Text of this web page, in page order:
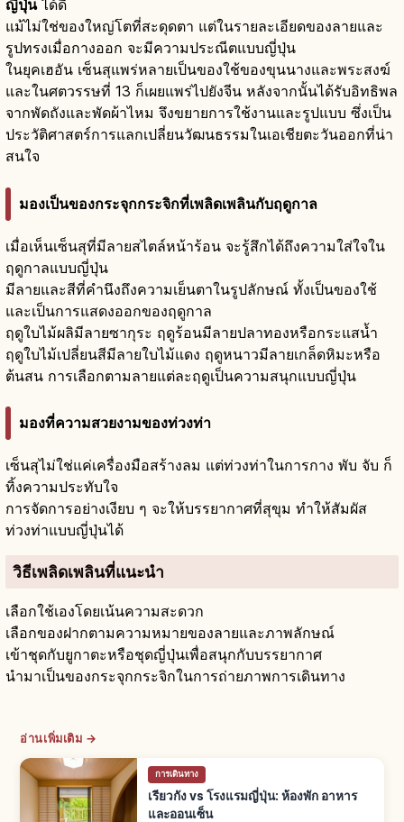
ญี่ปุ่นได้ดี
แม้ไม่ใช่ของใหญ่โตที่สะดุดตา แต่ในรายละเอียดของลายและ
รูปทรงเมื่อกางออก จะมีความประณีตแบบญี่ปุ่น
ในยุคเฮอัน เซ็นสุแพร่หลายเป็นของใช้ของขุนนางและพระสงฆ์
และในศตวรรษที่ 13 ก็เผยแพร่ไปยังจีน หลังจากนั้นได้รับอิทธิพล
จากพัดถังและพัดผ้าไหม จึงขยายการใช้งานและรูปแบบ ซึ่งเป็น
ประวัติศาสตร์การแลกเปลี่ยนวัฒนธรรมในเอเชียตะวันออกที่น่า
สนใจ
มองเป็นของกระจุกกระจิกที่เพลิดเพลินกับฤดูกาล
เมื่อเห็นเซ็นสุที่มีลายสไตล์หน้าร้อน จะรู้สึกได้ถึงความใส่ใจใน
ฤดูกาลแบบญี่ปุ่น
มีลายและสีที่คำนึงถึงความเย็นตาในรูปลักษณ์ ทั้งเป็นของใช้
และเป็นการแสดงออกของฤดูกาล
ฤดูใบไม้ผลิมีลายซากุระ ฤดูร้อนมีลายปลาทองหรือกระแสน้ำ
ฤดูใบไม้เปลี่ยนสีมีลายใบไม้แดง ฤดูหนาวมีลายเกล็ดหิมะหรือ
ต้นสน การเลือกตามลายแต่ละฤดูเป็นความสนุกแบบญี่ปุ่น
มองที่ความสวยงามของท่วงท่า
เซ็นสุไม่ใช่แค่เครื่องมือสร้างลม แต่ท่วงท่าในการกาง พับ จับ ก็
ทิ้งความประทับใจ
การจัดการอย่างเงียบ ๆ จะให้บรรยากาศที่สุขุม ทำให้สัมผัส
ท่วงท่าแบบญี่ปุ่นได้
วิธีเพลิดเพลินที่แนะนำ
เลือกใช้เองโดยเน้นความสะดวก
เลือกของฝากตามความหมายของลายและภาพลักษณ์
เข้าชุดกับยูกาตะหรือชุดญี่ปุ่นเพื่อสนุกกับบรรยากาศ
นำมาเป็นของกระจุกกระจิกในการถ่ายภาพการเดินทาง
อ่านเพิ่มเติม →
การเดินทาง
เรียวกัง vs โรงแรมญี่ปุ่น: ห้องพัก อาหาร
และออนเซ็น